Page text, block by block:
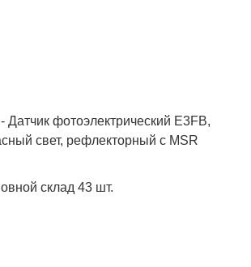
Датчик фотоэлектрический E3FB,
свет, рефлекторный с MSR
склад 43 шт.